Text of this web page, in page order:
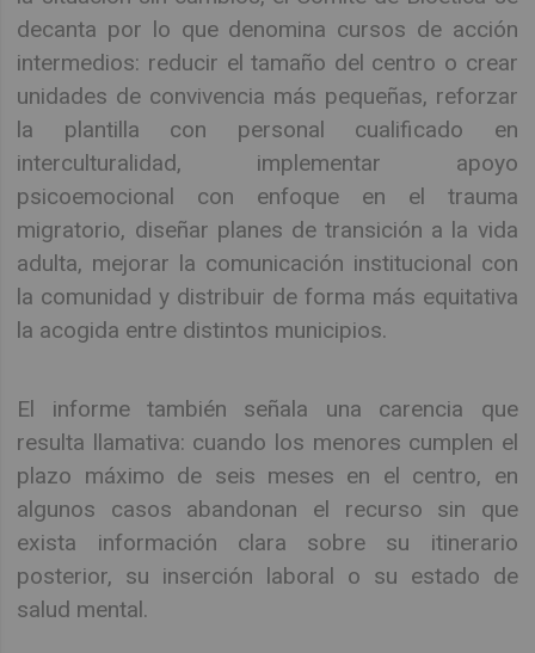
decanta por lo que denomina cursos de acción
intermedios: reducir el tamaño del centro o crear
unidades de convivencia más pequeñas, reforzar
la plantilla con personal cualificado en
interculturalidad, implementar apoyo
psicoemocional con enfoque en el trauma
migratorio, diseñar planes de transición a la vida
adulta, mejorar la comunicación institucional con
la comunidad y distribuir de forma más equitativa
la acogida entre distintos municipios.
El informe también señala una carencia que
resulta llamativa: cuando los menores cumplen el
plazo máximo de seis meses en el centro, en
algunos casos abandonan el recurso sin que
exista información clara sobre su itinerario
posterior, su inserción laboral o su estado de
salud mental.